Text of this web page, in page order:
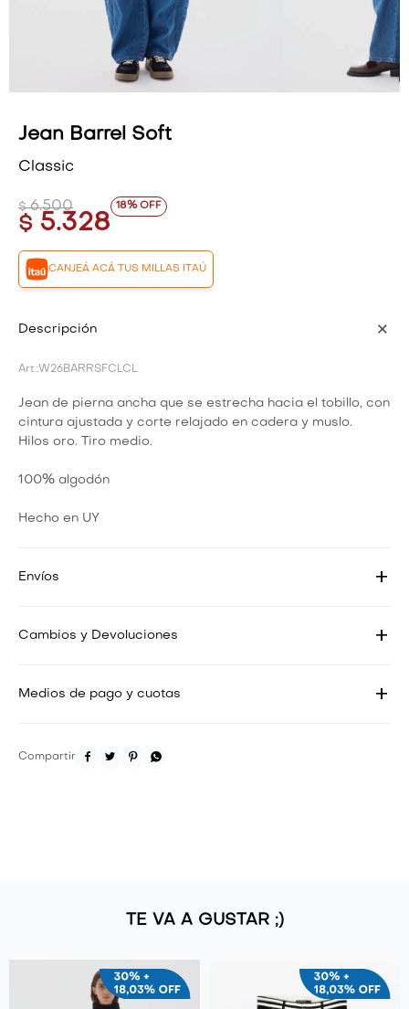
Jean Barrel Soft
Classic
$ 5.328
$ 6.500 18
CANJEÁ ACÁ TUS MILLAS ITAÚ
Descripción
W26BARRSFCLCL
Jean de pierna ancha que se estrecha hacia el tobillo, con
cintura ajustada y corte relajado en cadera y muslo.
Hilos oro. Tiro medio.
100% algodón
Hecho en UY
Envíos
Cambios y Devoluciones
Medios de pago y cuotas
   
TE VA A GUSTAR ;)
VESTIDOS Y MONOS
CAMISAS Y BLUSAS
SHORTS Y FALDAS
VESTIDOS Y MONOS
CAMISAS Y BLUSAS
SHORTS Y FALDAS